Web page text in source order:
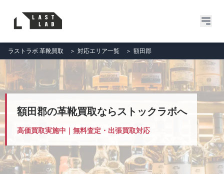
ラストラボ 革靴買取 ＞ 対応エリア一覧 ＞ 額田郡
額田郡の革靴買取ならストックラボへ
高価買取実施中｜無料査定・出張買取対応